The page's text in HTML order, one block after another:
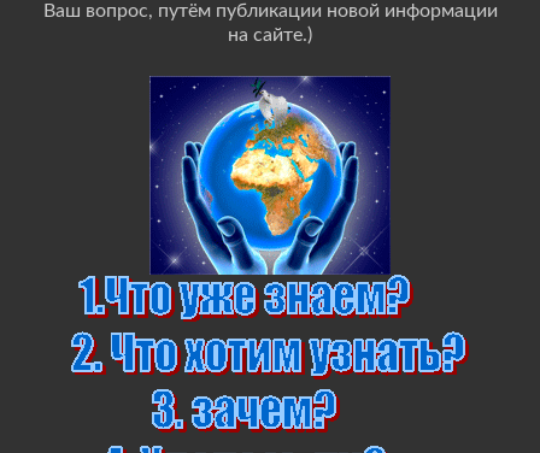
Ваш вопрос, путём публикации новой информации
на сайте.)